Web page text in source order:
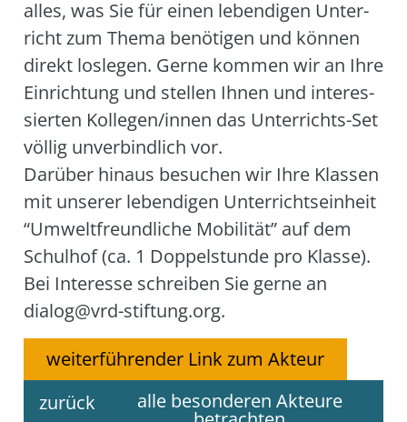
alles, was Sie für einen leben­di­gen Unter­
richt zum The­ma benö­ti­gen und kön­nen
direkt los­le­gen. Ger­ne kom­men wir an Ihre
Ein­rich­tung und stel­len Ihnen und inter­es­
sier­ten Kollegen/innen das Unter­richts-Set
völ­lig unver­bind­lich vor.
Dar­über hin­aus besu­chen wir Ihre Klas­sen
mit unse­rer leben­di­gen Unter­richts­ein­heit
“Umwelt­freund­li­che Mobi­li­tät” auf dem
Schul­hof (ca. 1 Dop­pel­stun­de pro Klas­se).
Bei Inter­es­se schrei­ben Sie ger­ne an
dialog@vrd-stiftung.org.
weiterführender Link zum Akteur
zurück
alle besonderen Akteure